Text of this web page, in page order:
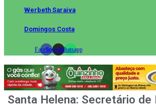
Werbeth Saraiva
Domingos Costa
FacebookInstagramWhatsapp
Santa Helena: Secretário